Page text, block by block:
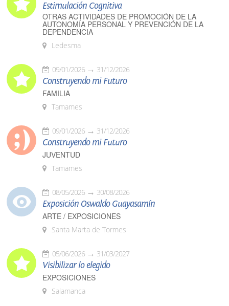
Estimulación Cognitiva
OTRAS ACTIVIDADES DE PROMOCIÓN DE LA
AUTONOMÍA PERSONAL Y PREVENCIÓN DE LA
DEPENDENCIA
Ledesma
09/01/2026 31/12/2026
Construyendo mi Futuro
FAMILIA
Tamames
09/01/2026 31/12/2026
Construyendo mi Futuro
JUVENTUD
Tamames
08/05/2026 30/08/2026
Exposición Oswaldo Guayasamín
ARTE / EXPOSICIONES
Santa Marta de Tormes
05/06/2026 31/03/2027
Visibilizar lo elegido
EXPOSICIONES
Salamanca